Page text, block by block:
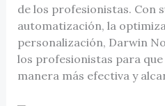
de los profesionistas. Con
automatización, la
personalización, Darwin
los profesionistas para
manera más efectiva y